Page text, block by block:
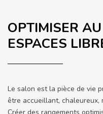
OPTIMISER
ESPACES
Le salon est la pièce de vie
être accueillant, chaleureux,